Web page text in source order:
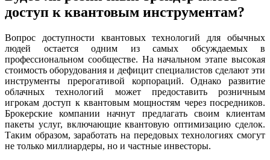
доступ к квантовым инструментам?
Вопрос доступности квантовых технологий для обычных
людей остается одним из самых обсуждаемых в
профессиональном сообществе. На начальном этапе высокая
стоимость оборудования и дефицит специалистов сделают эти
инструменты прерогативой корпораций. Однако развитие
облачных технологий может предоставить розничным
игрокам доступ к квантовым мощностям через посредников.
Брокерские компании начнут предлагать своим клиентам
пакеты услуг, включающие квантовую оптимизацию сделок.
Таким образом, заработать на передовых технологиях смогут
не только миллиардеры, но и частные инвесторы.